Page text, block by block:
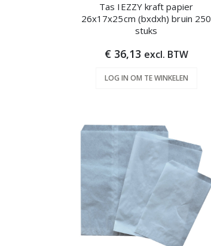
Tas IEZZY kraft papier
26x17x25cm (bxdxh) bruin 250
stuks
€ 36,13 excl. BTW
LOG IN OM TE WINKELEN